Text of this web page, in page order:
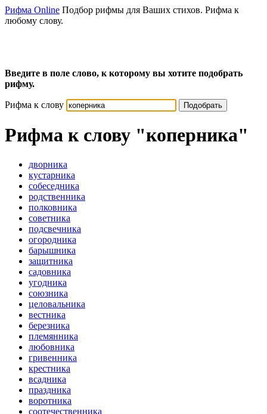
Рифма Online Подбор рифмы для Ваших стихов. Рифма к
любому слову.
Введите в поле слово, к которому вы хотите подобрать
рифму.
Рифма к слову Подобрать
Рифма к слову "коперника"
дворника
кустарника
собеседника
родственника
полковника
советника
подсвечника
огородника
барышника
защитника
садовника
угодника
союзника
целовальника
вестника
березника
племянника
любовника
гривенника
крестника
всадника
праздника
воротника
соотечественника